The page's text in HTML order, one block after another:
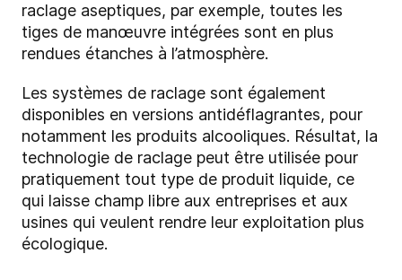
raclage aseptiques, par exemple, toutes les
tiges de manœuvre intégrées sont en plus
rendues étanches à l’atmosphère.
Les systèmes de raclage sont également
disponibles en versions antidéflagrantes, pour
notamment les produits alcooliques. Résultat, la
technologie de raclage peut être utilisée pour
pratiquement tout type de produit liquide, ce
qui laisse champ libre aux entreprises et aux
usines qui veulent rendre leur exploitation plus
écologique.